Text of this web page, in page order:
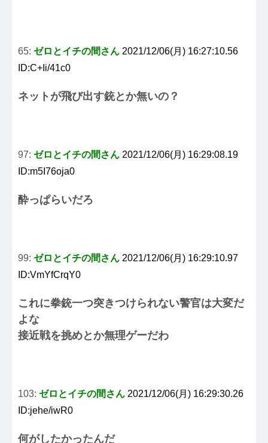
65: ゼロとイチの間さん 2021/12/06(月) 16:27:10.56
ID:C+Ii/41c0
ネットが飛び出す銃とか無いの？
97: ゼロとイチの間さん 2021/12/06(月) 16:29:08.19
ID:m5I76oja0
酔っぱらいだろ
99: ゼロとイチの間さん 2021/12/06(月) 16:29:10.97
ID:VmYfCrqY0
これに拳銃一つ突きつけられない警官は大変だ
よな
接近戦を挑めとか無理ゲーだわ
103: ゼロとイチの間さん 2021/12/06(月) 16:29:30.26
ID:jehe/iwR0
何がしたかったんだ